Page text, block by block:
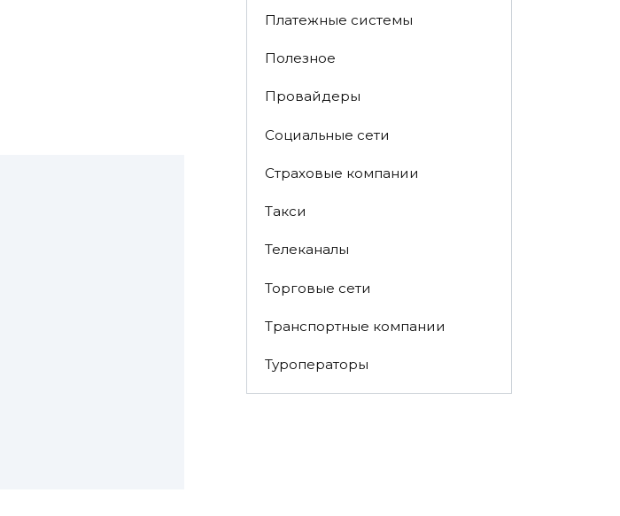
Платежные системы
Полезное
Провайдеры
Социальные сети
Страховые компании
Такси
Телеканалы
Торговые сети
Транспортные компании
Туроператоры